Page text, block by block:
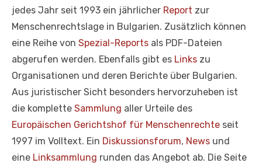
jedes Jahr seit 1993 ein jährlicher Report zur
Menschenrechtslage in Bulgarien. Zusätzlich können
eine Reihe von Spezial-Reports als PDF-Dateien
abgerufen werden. Ebenfalls gibt es Links zu
Organisationen und deren Berichte über Bulgarien.
Aus juristischer Sicht besonders hervorzuheben ist
die komplette Sammlung aller Urteile des
Europäischen Gerichtshof für Menschenrechte seit
1997 im Volltext. Ein Diskussionsforum, News und
eine Linksammlung runden das Angebot ab. Die Seite